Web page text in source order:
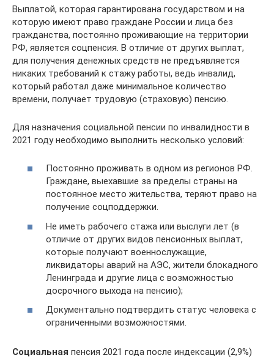
Выплатой, которая гарантирована государством и на
которую имеют право граждане России и лица без
гражданства, постоянно проживающие на территории
РФ, является соцпенсия. В отличие от других выплат,
для получения денежных средств не предъявляется
никаких требований к стажу работы, ведь инвалид,
который работал даже минимальное количество
времени, получает трудовую (страховую) пенсию.
Для назначения социальной пенсии по инвалидности в
2021 году необходимо выполнить несколько условий:
Постоянно проживать в одном из регионов РФ.
Граждане, выехавшие за пределы страны на
постоянное место жительства, теряют право на
получение соцподдержки.
Не иметь рабочего стажа или выслуги лет (в
отличие от других видов пенсионных выплат,
которые получают военнослужащие,
ликвидаторы аварий на АЭС, жители блокадного
Ленинграда и другие лица с возможностью
досрочного выхода на пенсию);
Документально подтвердить статус человека с
ограниченными возможностями.
Социальная пенсия 2021 года после индексации (2,9%)